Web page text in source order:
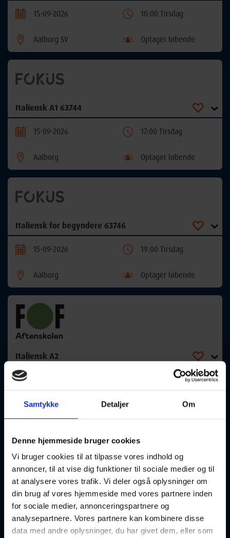
Samtykke Detaljer Om
Denne hjemmeside bruger cookies
Vi bruger cookies til at tilpasse vores indhold og
annoncer, til at vise dig funktioner til sociale medier og til
at analysere vores trafik. Vi deler også oplysninger om
din brug af vores hjemmeside med vores partnere inden
for sociale medier, annonceringspartnere og
analysepartnere. Vores partnere kan kombinere disse
data med andre oplysninger, du har givet dem, eller som
15-09-2026 10:00 Tirsdag
Aalborg SV Optager løbende
Italiensk A1 63744
15-09-2026 17:00 Tirsdag
Aalborg Optager løbende
Italiensk for begyndere 63746
15-09-2026 19:00 Tirsdag
Aalborg Optager løbende
Italiensk A2
15:00 Onsdag
Aalborg SV Optager løbende
Italiensk pizza - Workshop 63662
16-09-2026 16:30 Onsdag
Gistrup Optager løbende